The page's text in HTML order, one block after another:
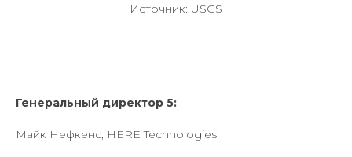
Источник: USGS
Генеральный директор 5:
Майк Нефкенс, HERE Technologies